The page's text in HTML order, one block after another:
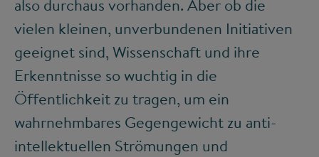
also durchaus vorhanden. Aber ob die
vielen kleinen, unverbundenen Initiativen
geeignet sind, Wissenschaft und ihre
Erkenntnisse so wuchtig in die
Öffentlichkeit zu tragen, um ein
wahrnehmbares Gegengewicht zu anti-
intellektuellen Strömungen und